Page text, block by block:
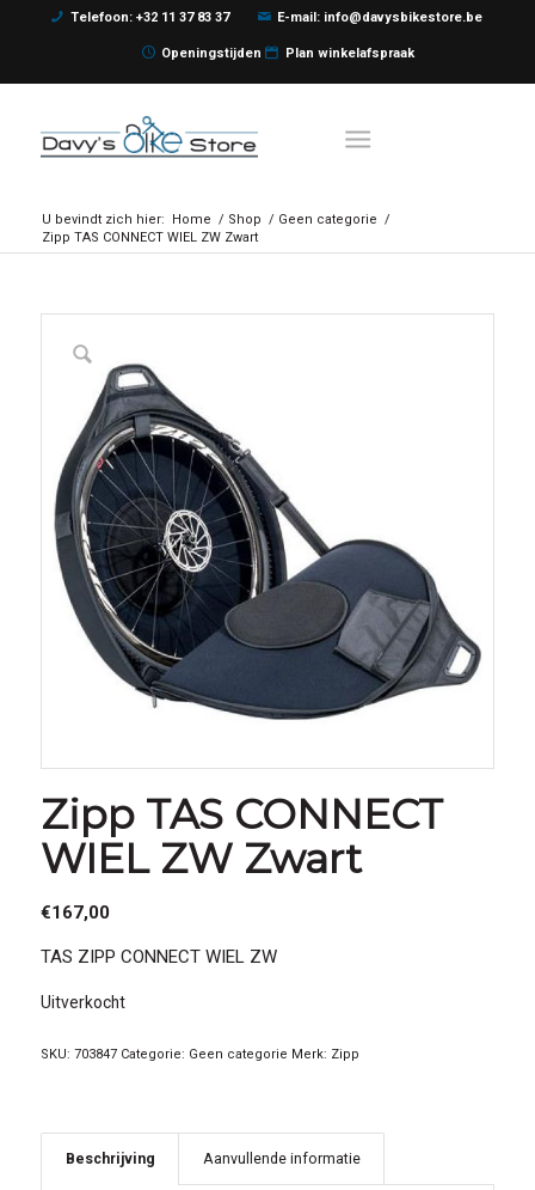
Telefoon: +32 11 37 83 37 E-mail: info@davysbikestore.be
Openingstijden Plan winkelafspraak
U bevindt zich hier: Home / Shop / Geen categorie /
Zipp TAS CONNECT WIEL ZW Zwart
Zipp TAS CONNECT
WIEL ZW Zwart
€167,00
TAS ZIPP CONNECT WIEL ZW
Uitverkocht
SKU: 703847 Categorie: Geen categorie Merk: Zipp
Beschrijving Aanvullende informatie